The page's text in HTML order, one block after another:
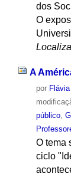
dos
O
A
por
público,
O tema
ciclo